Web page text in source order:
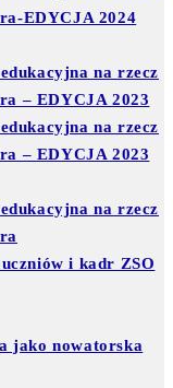
EDYCJA 2024
na rzecz
– EDYCJA 2023
na rzecz
– EDYCJA 2023
na rzecz
i kadr ZSO
jako nowatorska